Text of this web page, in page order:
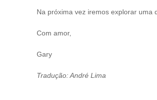
Na próxima vez iremos explorar uma
Com amor,
Gary
Tradução: André Lima